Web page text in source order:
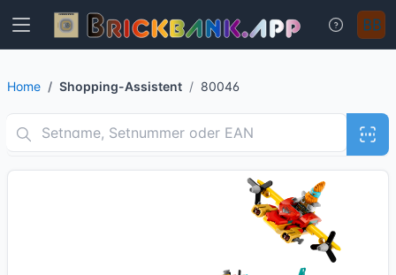
Home Shopping-Assistent 80046